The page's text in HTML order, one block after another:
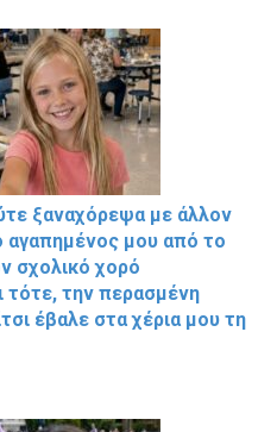
ξαναχόρεψα με άλλον
αγαπημένος μου από το
σχολικό χορό
τότε, την περασμένη
έβαλε στα χέρια μου τη